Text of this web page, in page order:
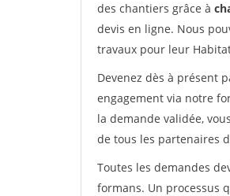
des chantiers grâce à
devis en ligne. Nous
travaux pour leur
Devenez dès à présent
engagement via notre
la demande validée,
de tous les partenaires
Toutes les demandes
formans. Un processus